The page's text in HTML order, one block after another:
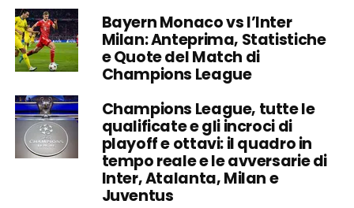
Bayern Monaco vs l’Inter
Milan: Anteprima, Statistiche
e Quote del Match di
Champions League
Champions League, tutte le
qualificate e gli incroci di
playoff e ottavi: il quadro in
tempo reale e le avversarie di
Inter, Atalanta, Milan e
Juventus